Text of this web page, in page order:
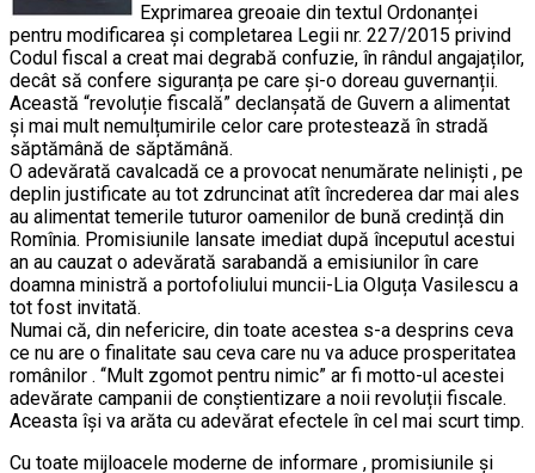
Exprimarea greoaie din textul Ordonanței
pentru modificarea și completarea Legii nr. 227/2015 privind
Codul fiscal a creat mai degrabă confuzie, în rândul angajaților,
decât să confere siguranța pe care și-o doreau guvernanții.
Această “revoluție fiscală” declanșată de Guvern a alimentat
și mai mult nemulțumirile celor care protestează în stradă
săptămână de săptămână.
O adevărată cavalcadă ce a provocat nenumărate neliniști , pe
deplin justificate au tot zdruncinat atît încrederea dar mai ales
au alimentat temerile tuturor oamenilor de bună credință din
Romînia. Promisiunile lansate imediat după începutul acestui
an au cauzat o adevărată sarabandă a emisiunilor în care
doamna ministră a portofoliului muncii-Lia Olguța Vasilescu a
tot fost invitată.
Numai că, din nefericire, din toate acestea s-a desprins ceva
ce nu are o finalitate sau ceva care nu va aduce prosperitatea
românilor . ‘‘Mult zgomot pentru nimic” ar fi motto-ul acestei
adevărate campanii de conștientizare a noii revoluții fiscale.
Aceasta își va arăta cu adevărat efectele în cel mai scurt timp.
Cu toate mijloacele moderne de informare , promisiunile și